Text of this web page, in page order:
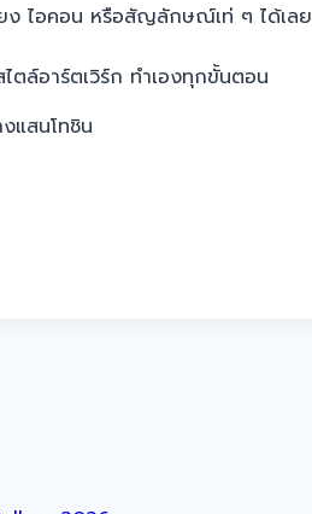
ยง ไอคอน หรือสัญลักษณ์เท่ ๆ ได้เลย
ล์อาร์ตเวิร์ก ทำเองทุกขั้นตอน
แสนโทชิน